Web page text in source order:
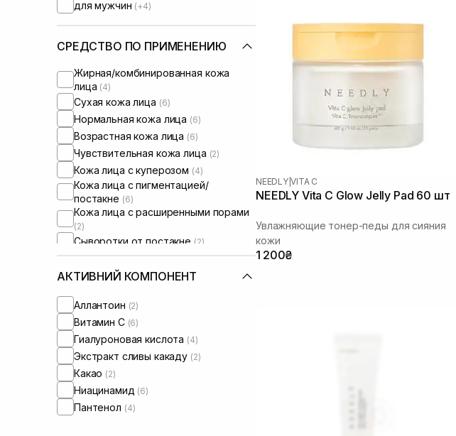
для мужчин (+4)
СРЕДСТВО ПО ПРИМЕНЕНИЮ
Жирная/комбинированная кожа
лица (4)
Сухая кожа лица (6)
Нормальная кожа лица (6)
Возрастная кожа лица (6)
Чувствительная кожа лица (2)
Кожа лица с куперозом (4)
Кожа лица с пигментацией/
постакне (6)
Кожа лица с расширенными порами
(2)
Сыворотки от постакне (2)
АКТИВНИЙ КОМПОНЕНТ
Аллантоин (2)
Витамин C (6)
Гиалуроновая кислота (4)
Экстракт сливы какаду (2)
Какао (2)
Ниацинамид (6)
Пантенол (4)
NEEDLY|VITA C
NEEDLY Vita C Glow Jelly Pad 60 шт
Увлажняющие тонер-педы для сияния
кожи
1 200₴